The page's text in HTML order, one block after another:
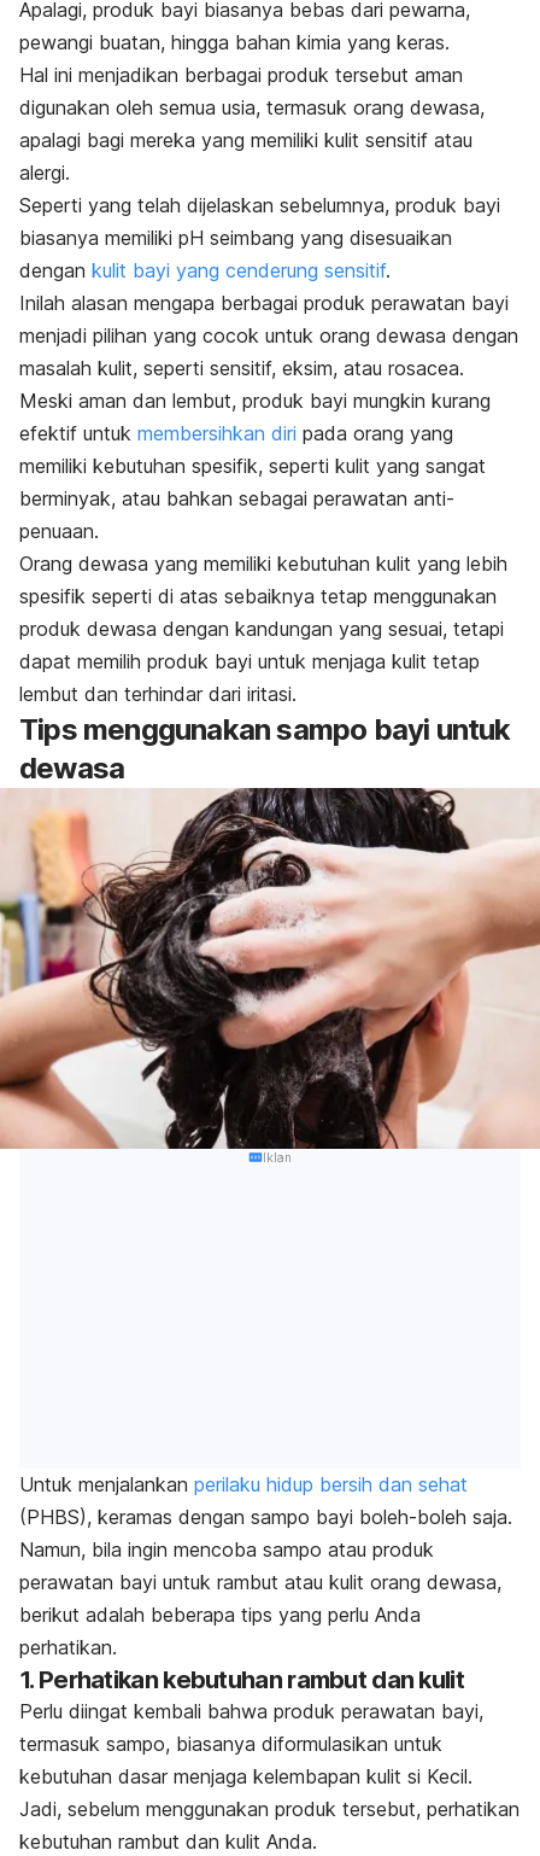
Apalagi, produk bayi biasanya bebas dari pewarna,
pewangi buatan, hingga bahan kimia yang keras.
Hal ini menjadikan berbagai produk tersebut aman
digunakan oleh semua usia, termasuk orang dewasa,
apalagi bagi mereka yang memiliki kulit sensitif atau
alergi.
Seperti yang telah dijelaskan sebelumnya, produk bayi
biasanya memiliki pH seimbang yang disesuaikan
dengan kulit bayi yang cenderung sensitif.
Inilah alasan mengapa berbagai produk perawatan bayi
menjadi pilihan yang cocok untuk orang dewasa dengan
masalah kulit, seperti sensitif, eksim, atau rosacea.
Meski aman dan lembut, produk bayi mungkin kurang
efektif untuk membersihkan diri pada orang yang
memiliki kebutuhan spesifik, seperti kulit yang sangat
berminyak, atau bahkan sebagai perawatan anti-
penuaan.
Orang dewasa yang memiliki kebutuhan kulit yang lebih
spesifik seperti di atas sebaiknya tetap menggunakan
produk dewasa dengan kandungan yang sesuai, tetapi
dapat memilih produk bayi untuk menjaga kulit tetap
lembut dan terhindar dari iritasi.
Tips menggunakan sampo bayi untuk
dewasa
Iklan
Untuk menjalankan perilaku hidup bersih dan sehat
(PHBS), keramas dengan sampo bayi boleh-boleh saja.
Namun, bila ingin mencoba sampo atau produk
perawatan bayi untuk rambut atau kulit orang dewasa,
berikut adalah beberapa tips yang perlu Anda
perhatikan.
1. Perhatikan kebutuhan rambut dan kulit
Perlu diingat kembali bahwa produk perawatan bayi,
termasuk sampo, biasanya diformulasikan untuk
kebutuhan dasar menjaga kelembapan kulit si Kecil.
Jadi, sebelum menggunakan produk tersebut, perhatikan
kebutuhan rambut dan kulit Anda.